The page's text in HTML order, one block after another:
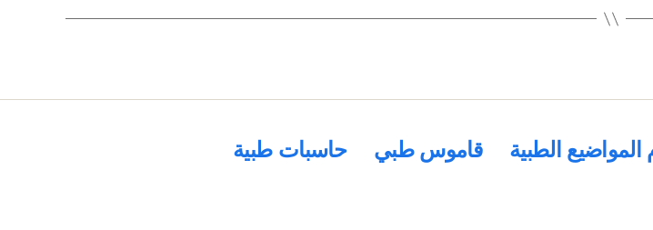
المواضيع الطبية قاموس طبي
حاسبات طبية